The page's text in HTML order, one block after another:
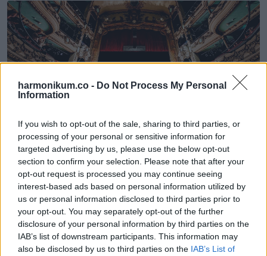
harmonikum.co - Do Not Process My Personal
Information
If you wish to opt-out of the sale, sharing to third parties, or
processing of your personal or sensitive information for
targeted advertising by us, please use the below opt-out
section to confirm your selection. Please note that after your
opt-out request is processed you may continue seeing
interest-based ads based on personal information utilized by
us or personal information disclosed to third parties prior to
your opt-out. You may separately opt-out of the further
disclosure of your personal information by third parties on the
IAB’s list of downstream participants. This information may
also be disclosed by us to third parties on the IAB’s List of
7. Anno középiskolás koromban gondoltam egyet, és
ellógtam matekóráról, hogy megnézzem moziban a Vissza a
jövőbe című film második részét. A teremben egy lány ült
mellettem, akivel beszélgetésbe elegyedtünk és a film után
elhívtam randira. Később ez a lány lett a feleségem. Életem
legjobb és egyben legmeghatározóbb döntése volt, hogy
ellógtam azt a matekórát.